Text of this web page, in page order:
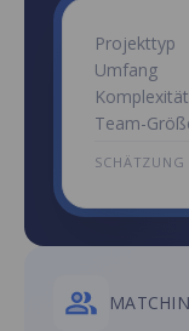
Projekttyp
Umfang
Komplexität
Team-
SCHÄTZUNG